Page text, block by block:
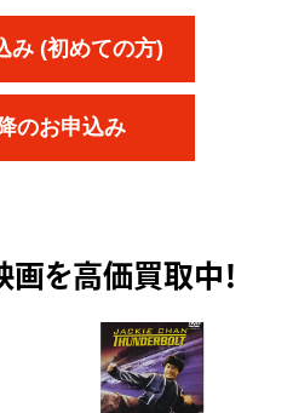
み (初めての方)
のお申込み
画を高価買取中！